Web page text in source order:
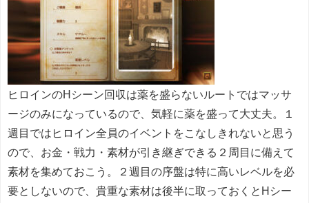
ヒロインのHシーン回収は薬を盛らないルートではマッサ
ージのみになっているので、気軽に薬を盛って大丈夫。１
週目ではヒロイン全員のイベントをこなしきれないと思う
ので、お金・戦力・素材が引き継ぎできる２周目に備えて
素材を集めておこう。２週目の序盤は特に高いレベルを必
要としないので、貴重な素材は後半に取っておくとHシー